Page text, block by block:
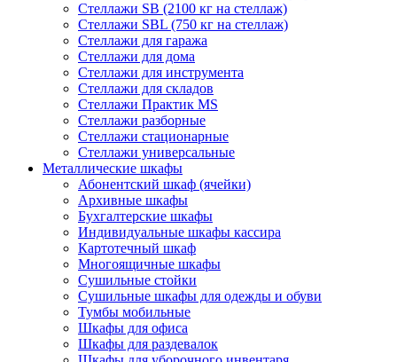
Стеллажи SB (2100 кг на стеллаж)
Стеллажи SBL (750 кг на стеллаж)
Стеллажи для гаража
Стеллажи для дома
Стеллажи для инструмента
Стеллажи для складов
Стеллажи Практик MS
Стеллажи разборные
Стеллажи стационарные
Стеллажи универсальные
Металлические шкафы
Абонентский шкаф (ячейки)
Архивные шкафы
Бухгалтерские шкафы
Индивидуальные шкафы кассира
Картотечный шкаф
Многоящичные шкафы
Сушильные стойки
Сушильные шкафы для одежды и обуви
Тумбы мобильные
Шкафы для офиса
Шкафы для раздевалок